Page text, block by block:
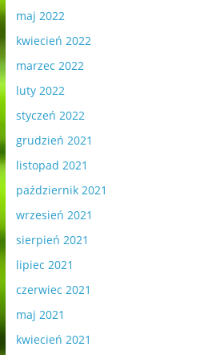
maj 2022
kwiecień 2022
marzec 2022
luty 2022
styczeń 2022
grudzień 2021
listopad 2021
październik 2021
wrzesień 2021
sierpień 2021
lipiec 2021
czerwiec 2021
maj 2021
kwiecień 2021